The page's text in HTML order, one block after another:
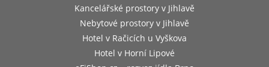
Kancelářské prostory v Jihlavě
Nebytové prostory v Jihlavě
Hotel v Račicích u Vyškova
Hotel v Horní Lipové